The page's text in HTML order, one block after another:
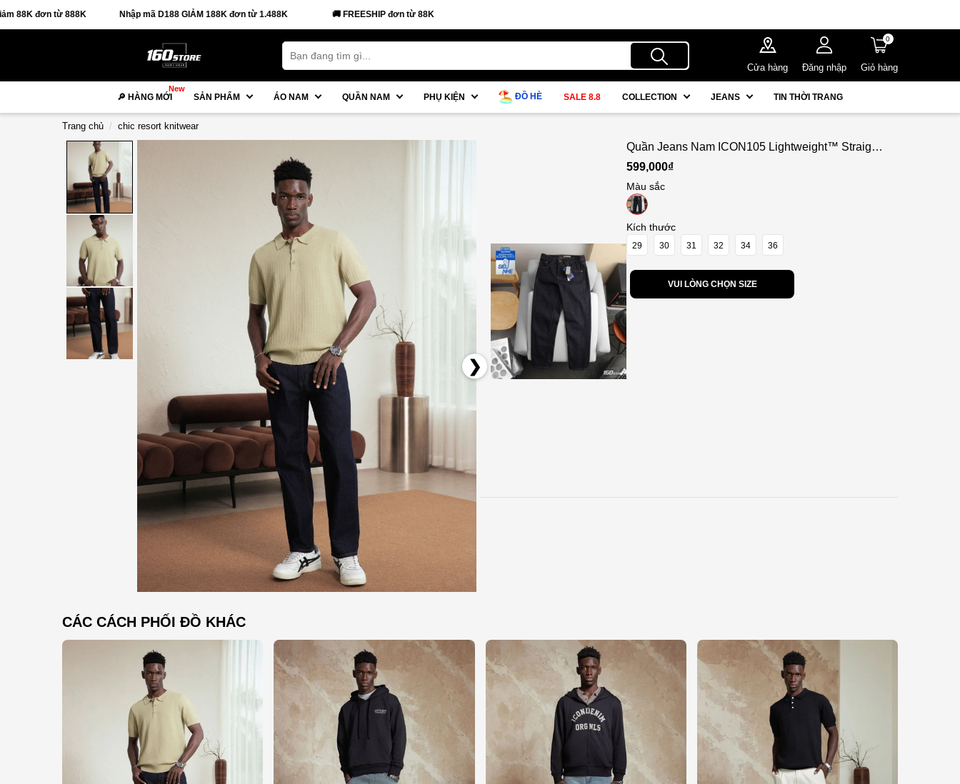
từ 888K Nhập mã D188 GIẢM 188K đơn từ 1.488K 🚚 FREESHIP đơn từ 88K
Cửa hàng Đăng nhập
0
Giỏ hàng
🔎 HÀNG MỚI
New
SẢN PHẨM ÁO NAM QUẦN NAM PHỤ KIỆN ĐỒ HÈ SALE 8.8 COLLECTION JEANS TIN THỜI TRANG
Trang chủ chic resort knitwear
Quần Jeans Nam ICON105 Lightweight™ Straight
Fit Raw Indigo
599,000₫
Màu sắc
Kích thước
29 30 31 32 34 36
VUI LÒNG CHỌN SIZE
CÁC CÁCH PHỐI ĐỒ KHÁC